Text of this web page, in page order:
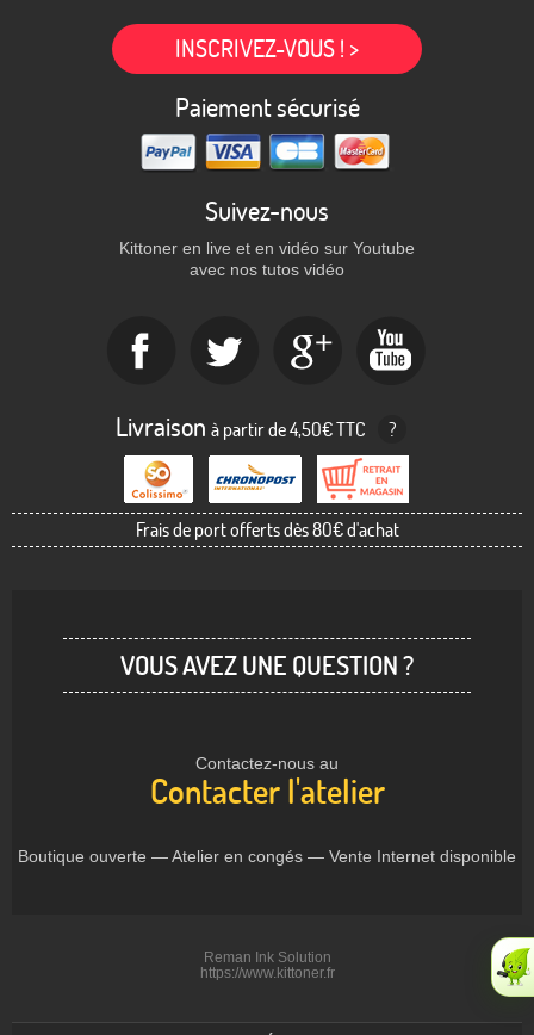
INSCRIVEZ-VOUS ! >
Paiement sécurisé
Suivez-nous
Kittoner en live et en vidéo sur Youtube
avec nos tutos vidéo
Livraison à partir de 4,50€ TTC ?
Frais de port offerts dès 80€ d'achat
VOUS AVEZ UNE QUESTION ?
Contactez-nous au
Contacter l'atelier
Boutique ouverte — Atelier en congés — Vente Internet disponible
Reman Ink Solution
https://www.kittoner.fr